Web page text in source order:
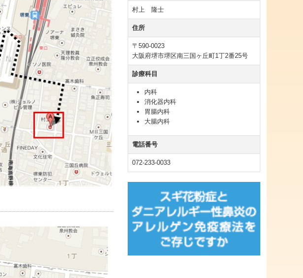
村上 隆士
住所
〒590-0023
大阪府堺市堺区南三国ヶ丘町1丁2番25号
診療科目
内科
消化器内科
胃腸内科
大腸内科
電話番号
072-233-0033